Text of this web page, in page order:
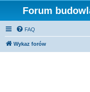
Forum
FAQ
Wykaz forów